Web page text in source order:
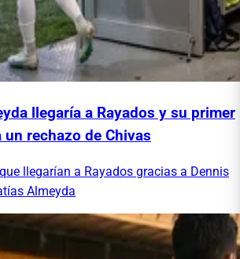
llegaría a Rayados y su primer
rechazo de Chivas
llegarían a Rayados gracias a Dennis
Almeyda